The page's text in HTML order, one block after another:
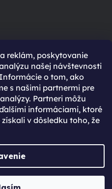
reklám, poskytovanie
našej návštevnosti
o tom, ako
s našimi partnermi pre
Partneri môžu
informáciami, ktoré
v dôsledku toho, že
údajom
pre registrovaných